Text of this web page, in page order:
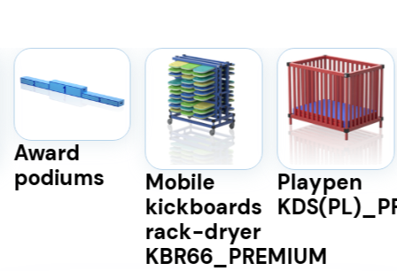
Award
podiums
Mobile
kickboards
rack-dryer
KBR66_PREMIUM
Playpen